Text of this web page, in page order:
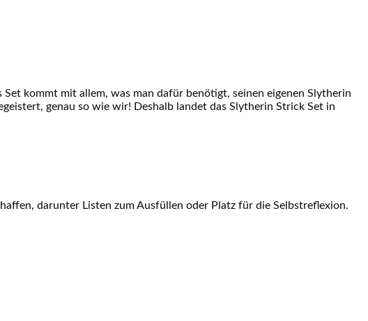
kommt mit allem, was man dafür benötigt, seinen eigenen Slytherin
genau so wie wir! Deshalb landet das Slytherin Strick Set in
darunter Listen zum Ausfüllen oder Platz für die Selbstreflexion.